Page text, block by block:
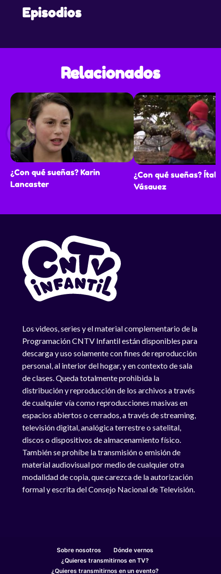
Episodios
Relacionados
¿Con qué sueñas? Karin
Lancaster
¿Con qué sueñas?
Vásquez
Los videos, series y el material complementario de la
Programación CNTV Infantil están disponibles para
descarga y uso solamente con fines de reproducción
personal, al interior del hogar, y en contexto de sala
de clases. Queda totalmente prohibida la
distribución y reproducción de los archivos a través
de cualquier vía como reproducciones masivas en
espacios abiertos o cerrados, a través de streaming,
televisión digital, analógica terrestre o satelital,
discos o dispositivos de almacenamiento físico.
También se prohíbe la transmisión o emisión de
material audiovisual por medio de cualquier otra
modalidad de copia, que carezca de la autorización
formal y escrita del Consejo Nacional de Televisión.
Sobre nosotros
Dónde vernos
¿Quieres transmitirnos en TV?
¿Quieres transmitirnos en un evento?